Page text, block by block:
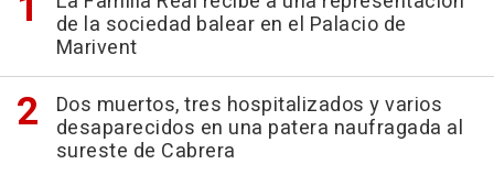
de la sociedad balear en el Palacio de
Marivent
Dos muertos, tres hospitalizados y varios
desaparecidos en una patera naufragada al
sureste de Cabrera